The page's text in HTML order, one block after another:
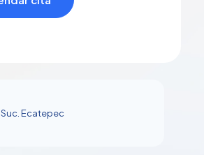
Suc. Ecatepec